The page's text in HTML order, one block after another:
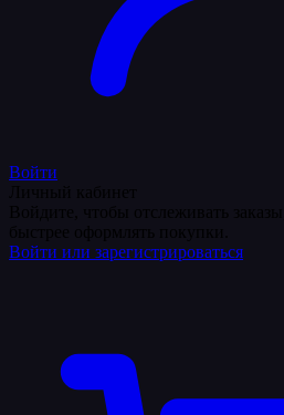
Войти
Войти или зарегистрироваться